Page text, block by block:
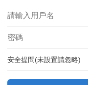
安全提問(未設置請忽略)